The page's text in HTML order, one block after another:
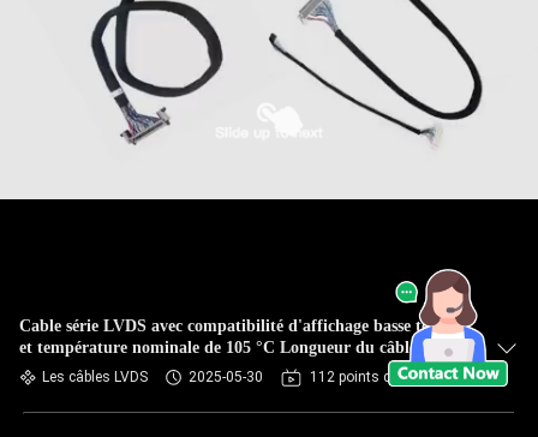
Cable série LVDS avec compatibilité d'affichage basse tension
et température nominale de 105 °C Longueur du câble 1-5 m
Les câbles LVDS 2025-05-30 112 points de vue